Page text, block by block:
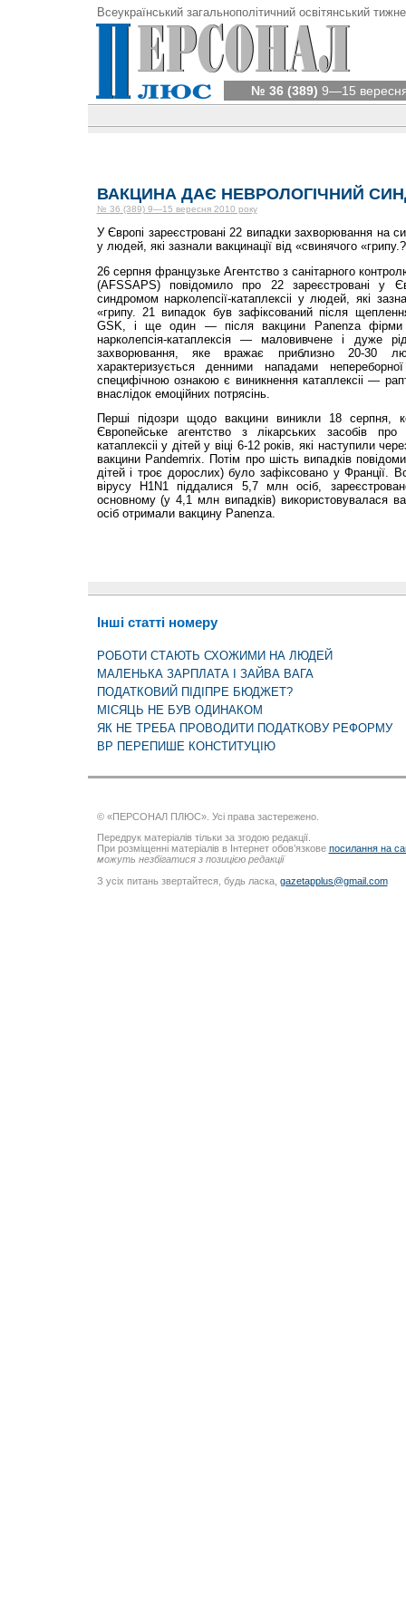
Всеукраїнський загальнополітичний освітянський
№ 36 (389) 9—15
ВАКЦИНА ДАЄ НЕВРОЛОГІЧНИЙ
№ 36 (389) 9—15 вересня 2010 року
У Європі зареєстровані 22 випадки захворювання на
у людей, які зазнали вакцинації від «свинячого «грипу.?
26 серпня французьке Агентство з санітарного
(AFSSAPS) повідомило про 22 зареєстровані у
синдромом нарколепсії-катаплексіі у людей, які
«грипу. 21 випадок був зафіксований після
GSK, і ще один — після вакцини Panenza
нарколепсія-катаплексія — маловивчене і дуже
захворювання, яке вражає приблизно 20-30
характеризується денними нападами
специфічною ознакою є виникнення катаплексіі —
внаслідок емоційних потрясінь.
Перші підозри щодо вакцини виникли 18 серпня,
Європейське агентство з лікарських засобів про
катаплексіі у дітей у віці 6-12 років, які наступили
вакцини Pandemrix. Потім про шість випадків
дітей і троє дорослих) було зафіксовано у Франції.
вірусу H1N1 піддалися 5,7 млн осіб,
основному (у 4,1 млн випадків) використовувалася
осіб отримали вакцину Panenza.
Інші статті номеру
РОБОТИ СТАЮТЬ СХОЖИМИ НА ЛЮДЕЙ
МАЛЕНЬКА ЗАРПЛАТА І ЗАЙВА ВАГА
ПОДАТКОВИЙ ПІДІПРЕ БЮДЖЕТ?
МІСЯЦЬ НЕ БУВ ОДИНАКОМ
ЯК НЕ ТРЕБА ПРОВОДИТИ ПОДАТКОВУ РЕФОРМУ
ВР ПЕРЕПИШЕ КОНСТИТУЦІЮ
© «ПЕРСОНАЛ ПЛЮС». Усі права застережено.
Передрук матеріалів тільки за згодою редакції.
При розміщенні матеріалів в Інтернет обов’язкове посилання на
можуть незбігатися з позицією редакції
З усіх питань звертайтеся, будь ласка, gazetapplus@gmail.com